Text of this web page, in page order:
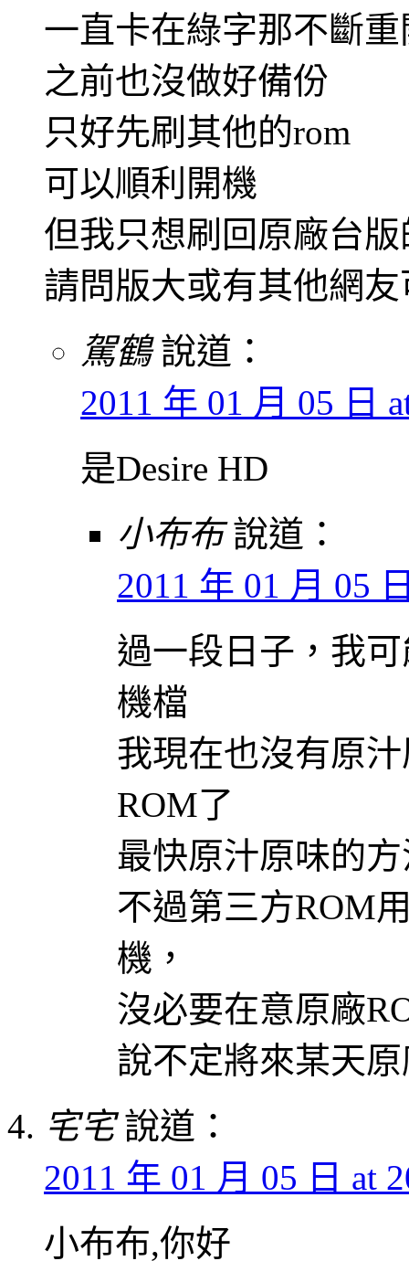
一直卡在綠字那不斷重
之前也沒做好備份
只好先刷其他的rom
可以順利開機
但我只想刷回原廠台版
請問版大或有其他網
駕鶴 說道：
2011 年 01 月 05 日
是Desire HD
小布布 說道：
2011 年 01 月 05
過一段日子，我
機檔
我現在也沒有原
ROM了
最快原汁原味的
不過第三方ROM
機，
沒必要在意原廠
說不定將來某天
宅宅 說道：
2011 年 01 月 05 日 at
小布布,你好